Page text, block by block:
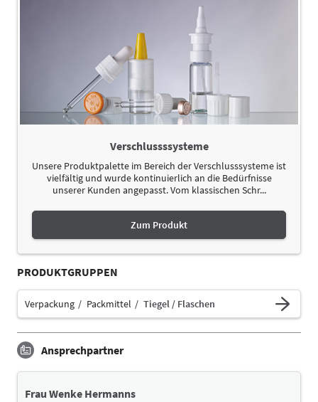
Verschlussssysteme
Unsere Produktpalette im Bereich der Verschlusssysteme ist
vielfältig und wurde kontinuierlich an die Bedürfnisse
unserer Kunden angepasst. Vom klassischen Schr...
Zum Produkt
PRODUKTGRUPPEN
Verpackung Packmittel Tiegel / Flaschen
Ansprechpartner
Frau Wenke Hermanns